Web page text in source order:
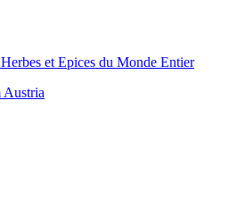
Herbes et Epices du Monde Entier